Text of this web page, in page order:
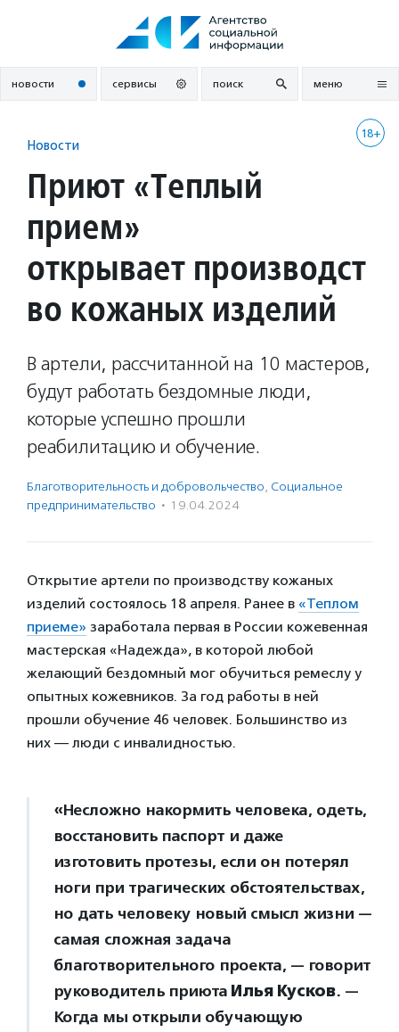
новости сервисы поиск меню
18+
Новости
Приют «Теплый
прием»
открывает производст
во кожаных изделий
В артели, рассчитанной на 10 мастеров,
будут работать бездомные люди,
которые успешно прошли
реабилитацию и обучение.
Благотвори­тель­ность и доброволь­чест­во, Социальное
предпри­нима­тель­ство · 19.04.2024
Открытие артели по производству кожаных
изделий состоялось 18 апреля. Ранее в «Теплом
приеме» заработала первая в России кожевенная
мастерская «Надежда», в которой любой
желающий бездомный мог обучиться ремеслу у
опытных кожевников. За год работы в ней
прошли обучение 46 человек. Большинство из
них — люди с инвалидностью.
«Несложно накормить человека, одеть,
восстановить паспорт и даже
изготовить протезы, если он потерял
ноги при трагических обстоятельствах,
но дать человеку новый смысл жизни —
самая сложная задача
благотворительного проекта, — говорит
руководитель приюта Илья Кусков. —
Когда мы открыли обучающую